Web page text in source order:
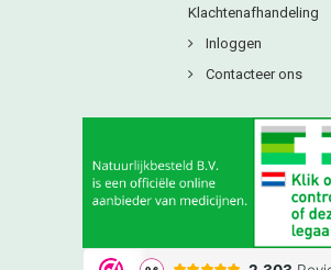
Klachtenafhandeling
Inloggen
Contacteer ons